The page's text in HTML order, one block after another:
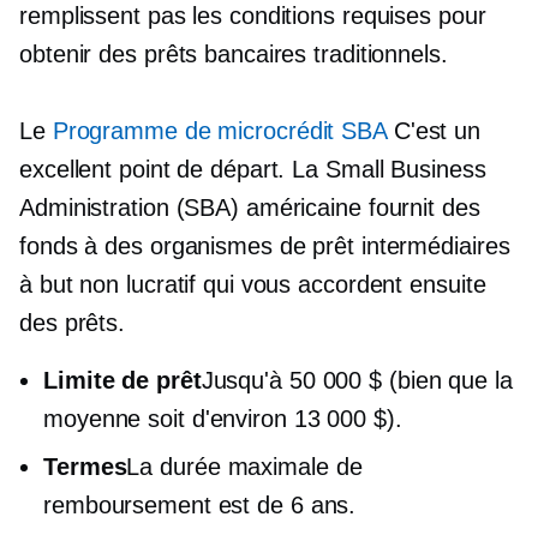
remplissent pas les conditions requises pour
obtenir des prêts bancaires traditionnels.
Le Programme de microcrédit SBAC'est un
excellent point de départ. La Small Business
Administration (SBA) américaine fournit des
fonds à des organismes de prêt intermédiaires
à but non lucratif qui vous accordent ensuite
des prêts.
Limite de prêtJusqu'à 50 000 $ (bien que la
moyenne soit d'environ 13 000 $).
TermesLa durée maximale de
remboursement est de 6 ans.